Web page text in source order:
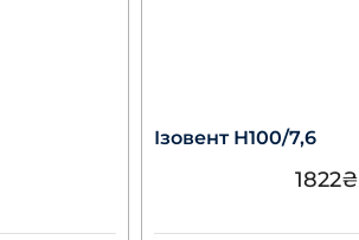
Ізовент Н100/7,6
1822₴